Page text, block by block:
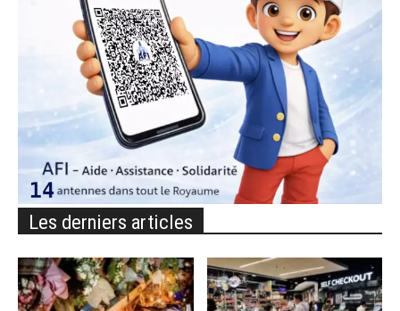
Les derniers articles